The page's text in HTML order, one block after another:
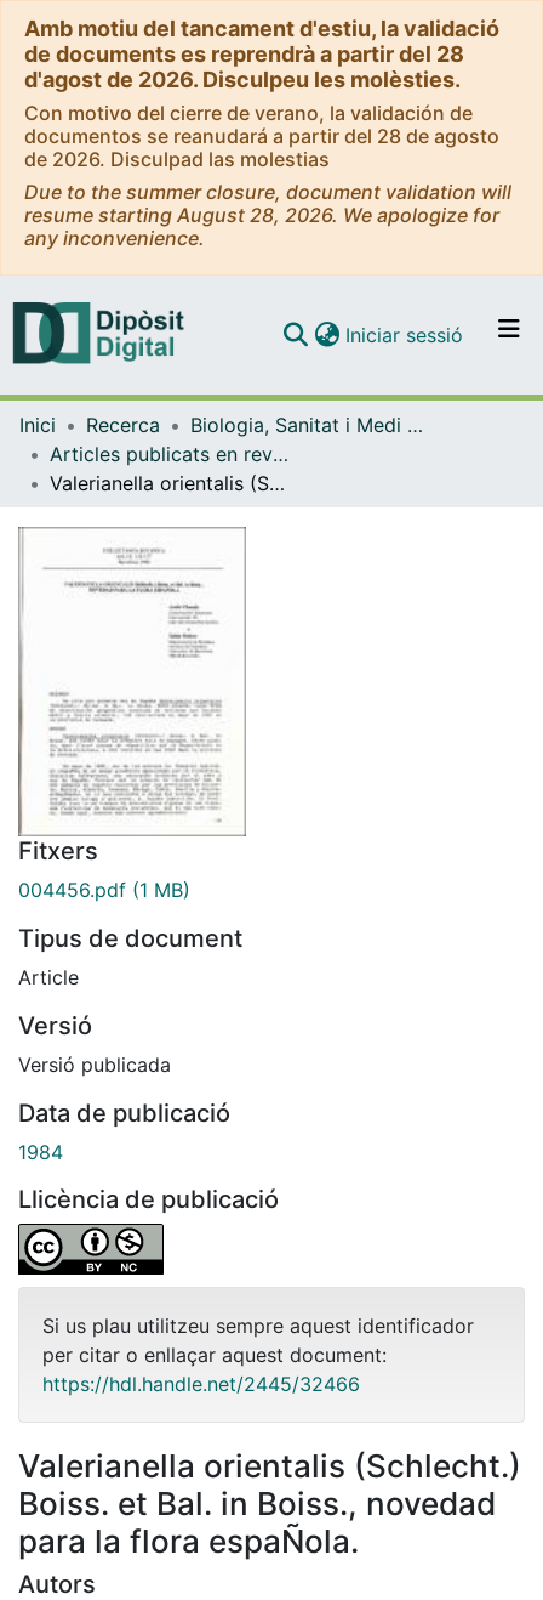
Amb motiu del tancament d'estiu, la validació
de documents es reprendrà a partir del 28
d'agost de 2026. Disculpeu les molèsties.
Con motivo del cierre de verano, la validación de
documentos se reanudará a partir del 28 de agosto
de 2026. Disculpad las molestias
Due to the summer closure, document validation will
resume starting August 28, 2026. We apologize for
any inconvenience.
Navega per tot el DD
Com publicar
Iniciar sessió (current)
Inici Recerca
Biologia, Sanitat i Medi Ambient
Articles publicats en revistes (Biologia, Sanitat i Medi Ambient)
Valerianella orientalis (Schlecht.) Boiss. et Bal. in Boiss., novedad para la flora espaÑola.
Fitxers
004456.pdf (1 MB)
Tipus de document
Article
Versió
Versió publicada
Data de publicació
1984
Llicència de publicació
Si us plau utilitzeu sempre aquest identificador
per citar o enllaçar aquest document:
https://hdl.handle.net/2445/32466
Valerianella orientalis (Schlecht.)
Boiss. et Bal. in Boiss., novedad
para la flora espaÑola.
Autors